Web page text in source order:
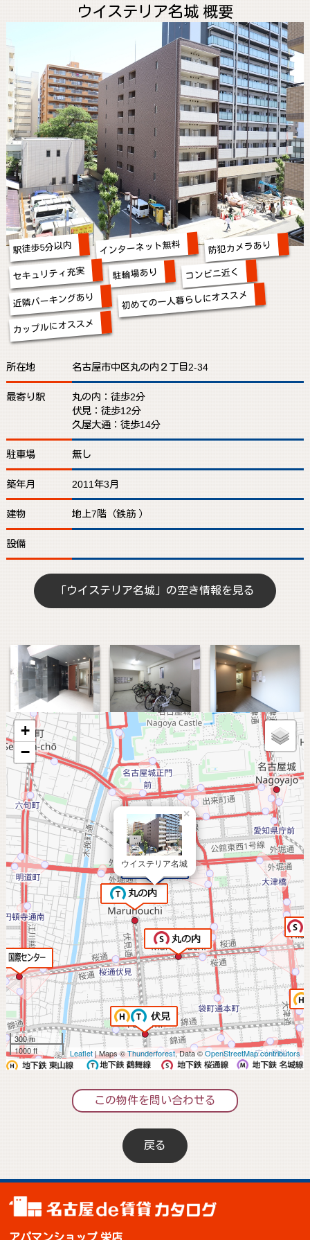
ウイステリア名城 概要
駅徒歩5分以内 インターネット無料 防犯カメラあり
セキュリティ充実 駐輪場あり コンビニ近く
近隣パーキングあり 初めての一人暮らしにオススメ
カップルにオススメ
所在地 名古屋市中区丸の内２丁目2-34
最寄り駅
丸の内：徒歩2分
伏見：徒歩12分
久屋大通：徒歩14分
駐車場 無し
築年月 2011年3月
建物 地上7階（鉄筋 ）
設備
「ウイステリア名城」の空き情報を見る
ウイステリア名城
×
+
−
300 m
1000 ft
Leaflet | Maps ©Thunderforest, Data ©OpenStreetMap contributors
この物件を問い合わせる
戻る
アパマンショップ 栄店